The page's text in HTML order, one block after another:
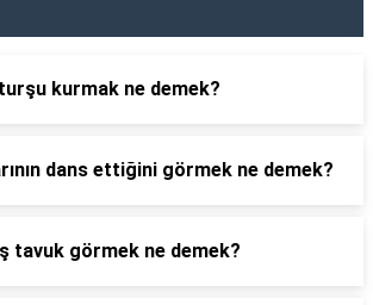
turşu kurmak ne demek?
dans ettiğini görmek ne demek?
tavuk görmek ne demek?